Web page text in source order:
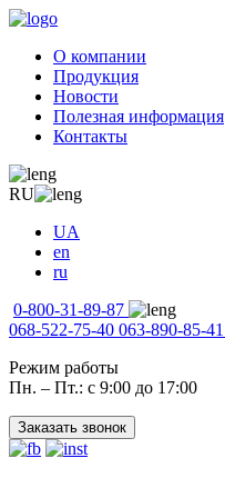
О компании
Продукция
Новости
Полезная информация
Контакты
RU
UA
en
ru
0-800-31-89-87
068-522-75-40 063-890-85-41
Режим работы
Пн. – Пт.: с 9:00 до 17:00
Заказать звонок